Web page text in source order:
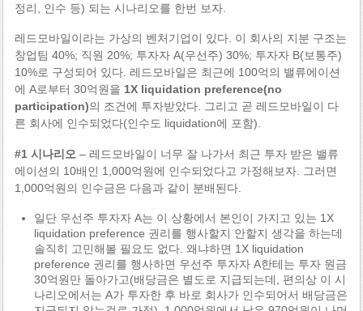
정리, 인수 등) 되는 시나리오를 한번 보자.
레드모바일이라는 가상의 벤처기업이 있다. 이 회사의 지분 구조는
창업팀 40%; 직원 20%; 투자자 A(우선주) 30%; 투자자 B(보통주)
10%로 구성되어 있다. 레드모바일은 최근에 100억의 밸류에이션
에 A로부터 30억원을 1X liquidation preference(no
participation)의 조건에 투자받았다. 그리고 곧 레드모바일이 다
른 회사에 인수되었다(인수도 liquidation에 포함).
#1 시나리오 – 레드모바일이 너무 잘 나가서 최근 투자 받은 밸류
에이션의 10배인 1,000억원에 인수되었다고 가정해보자. 그러면
1,000억원의 인수금은 다음과 같이 분배된다.
일단 우선주 투자자 A는 이 상황에서 본인이 가지고 있는 1X
liquidation preference 권리를 행사할지 안할지 생각을 하는데
솔직히 고민해볼 필요도 없다. 왜냐하면 1X liquidation
preference 권리를 행사하면 우선주 투자자 A한테는 투자 원금
30억원만 돌아가고(배당금은 별도로 지급되는데, 편의상 이 시
나리오에서는 A가 투자한 후 바로 회사가 인수되어서 배당금은